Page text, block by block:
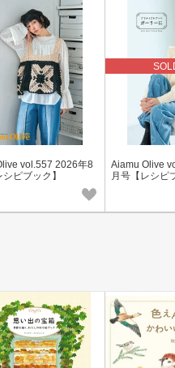
vol.557 2026年8
ピブック】
Aiamu Olive
月号【レシピ